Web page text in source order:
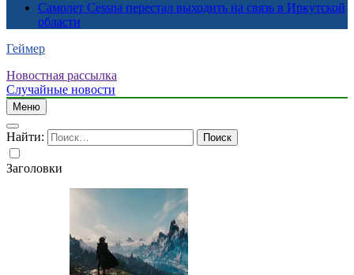
Самолет Cessna перестал выходить на связь в Иркутской
области
Геймер
Новостная рассылка
Случайные новости
Меню
Найти:
Заголовки